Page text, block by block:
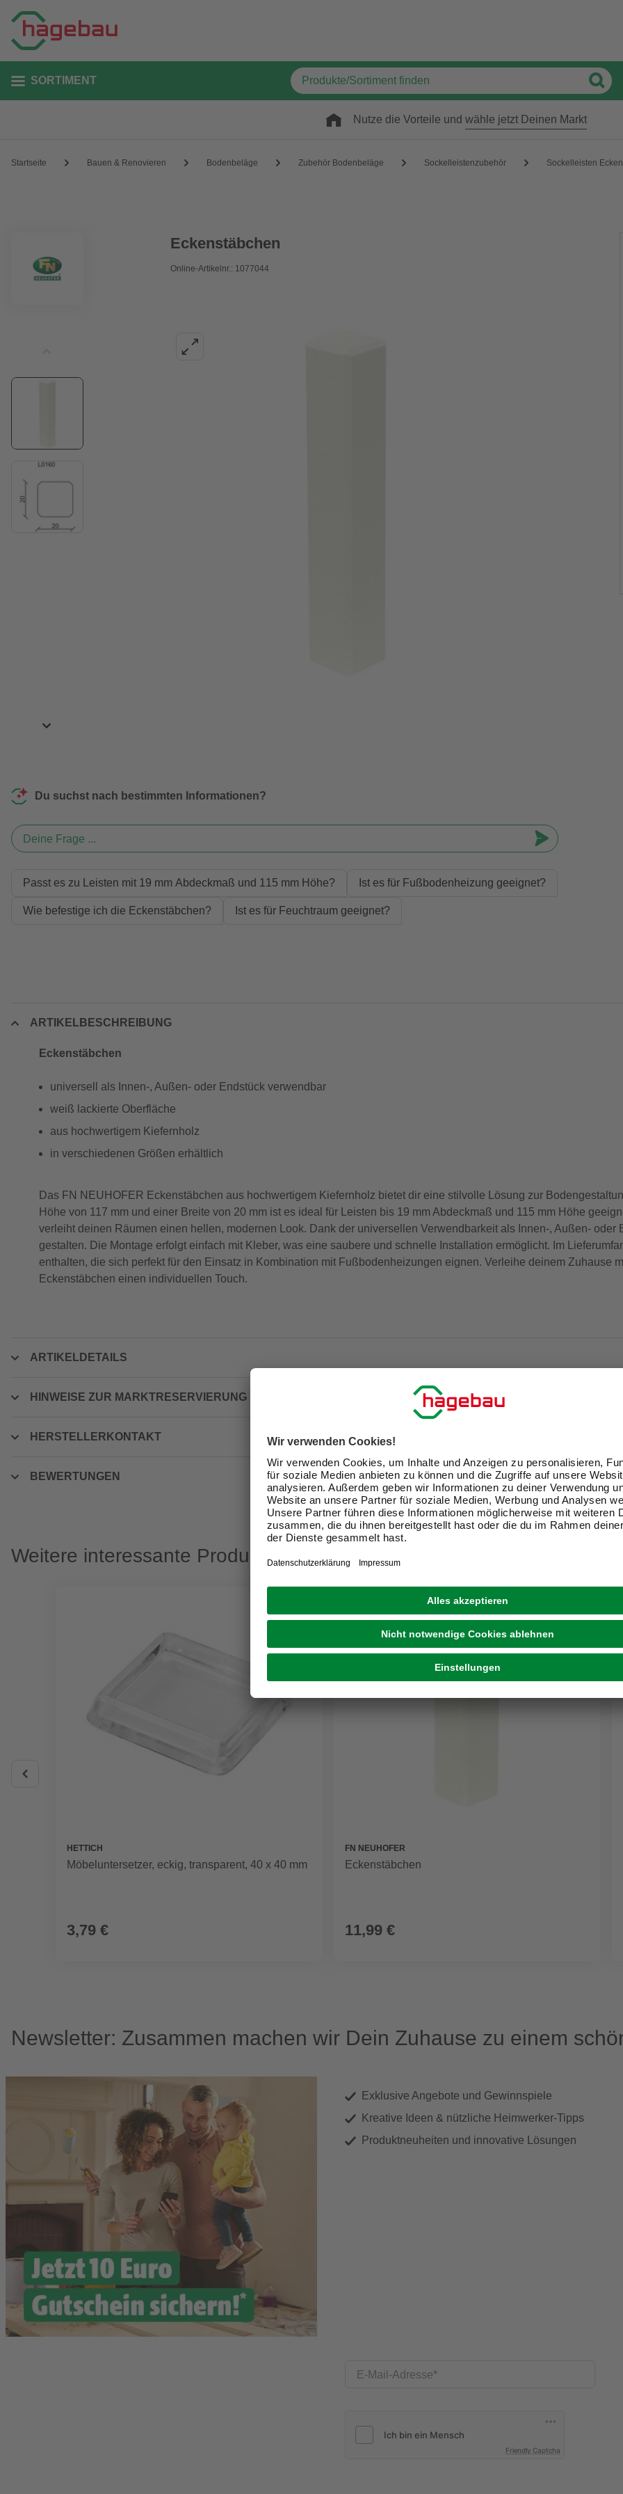
SORTIMENT
Nutze die Vorteile und wähle jetzt Deinen Markt
Startseite Bauen & Renovieren Bodenbeläge Zubehör Bodenbeläge Sockelleistenzubehör Sockelleisten Ecken
Eckenstäbchen
Online-Artikelnr.: 1077044
Du suchst nach bestimmten Informationen?
Deine Frage ...
Passt es zu Leisten mit 19 mm Abdeckmaß und 115 mm Höhe? Ist es für Fußbodenheizung geeignet?
Wie befestige ich die Eckenstäbchen? Ist es für Feuchtraum geeignet?
ARTIKELBESCHREIBUNG
Eckenstäbchen
universell als Innen-, Außen- oder Endstück verwendbar
weiß lackierte Oberfläche
aus hochwertigem Kiefernholz
in verschiedenen Größen erhältlich
Das FN NEUHOFER Eckenstäbchen aus hochwertigem Kiefernholz bietet dir eine stilvolle Lösung zur
Höhe von 117 mm und einer Breite von 20 mm ist es ideal für Leisten bis 19 mm Abdeckmaß und 115 mm Höhe
verleiht deinen Räumen einen hellen, modernen Look. Dank der universellen Verwendbarkeit als Innen-, Außen- oder
gestalten. Die Montage erfolgt einfach mit Kleber, was eine saubere und schnelle Installation ermöglicht. Im
enthalten, die sich perfekt für den Einsatz in Kombination mit Fußbodenheizungen eignen. Verleihe deinem Zuhause
Eckenstäbchen einen individuellen Touch.
ARTIKELDETAILS
HINWEISE ZUR MARKTRESERVIERUNG
HERSTELLERKONTAKT
BEWERTUNGEN
Weitere interessante Produkte
HETTICH
Möbeluntersetzer, eckig, transparent, 40 x 40 mm
3,79 €
FN NEUHOFER
Eckenstäbchen
11,99 €
Newsletter: Zusammen machen wir Dein Zuhause zu einem
Exklusive Angebote und Gewinnspiele
Kreative Ideen & nützliche Heimwerker-Tipps
Produktneuheiten und innovative Lösungen
E-Mail-Adresse
Friendly Captcha